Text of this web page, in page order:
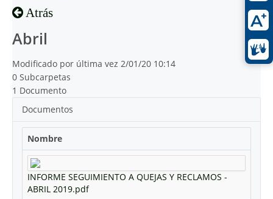
Atrás
Abril
Modificado por última vez 2/01/20 10:14
0 Subcarpetas
1 Documento
Documentos
Nombre
INFORME SEGUIMIENTO A QUEJAS Y RECLAMOS -
ABRIL 2019.pdf